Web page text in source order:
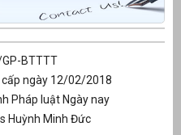
BTTTT
cấp ngày 12/02/2018
Pháp luật Ngày nay
Huỳnh Minh Đức